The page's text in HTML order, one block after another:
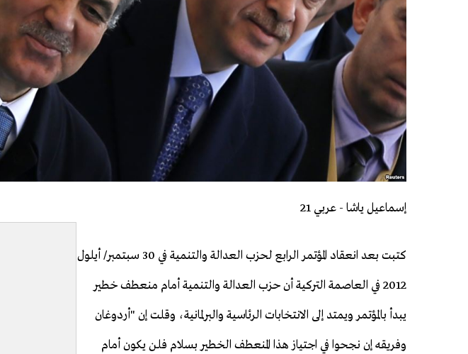
إسماعيل ياشا - عربي 21
كتبت بعد انعقاد المؤتمر الرابع لحزب العدالة والتنمية في 30 سبتمبر/ أيلول
2012 في العاصمة التركية أن حزب العدالة والتنمية أمام منعطف خطير
يبدأ بالمؤتمر ويمتد إلى الانتخابات الرئاسية والبرلمانية، وقلت إن "أردوغان
وفريقه إن نجحوا في اجتياز هذا المنعطف الخطير بسلام فلن يكون أمام